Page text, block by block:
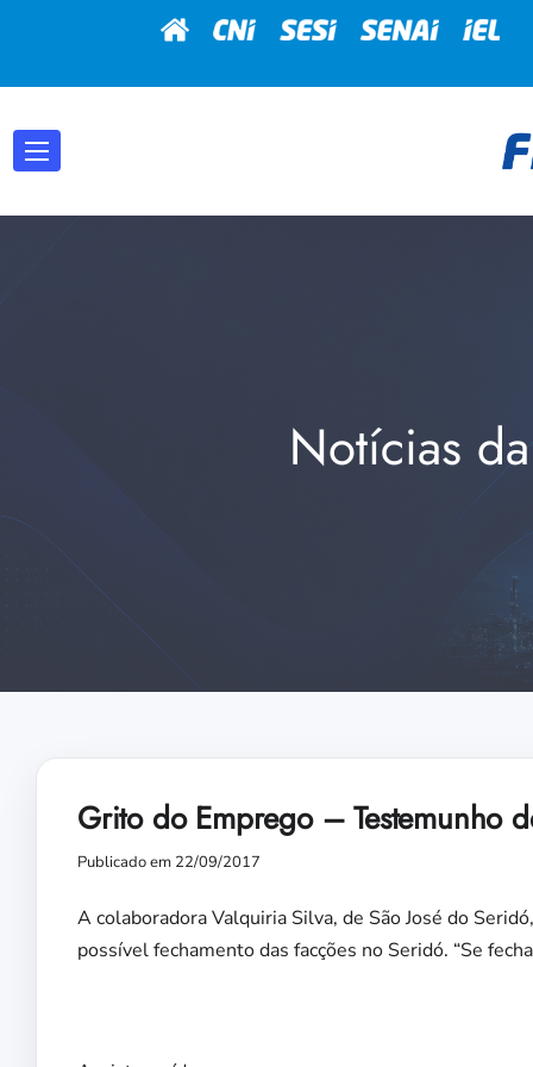
Notícias
Grito do Emprego – Testemunho
Publicado em 22/09/2017
A colaboradora Valquiria Silva, de São José do
possível fechamento das facções no Seridó. “Se